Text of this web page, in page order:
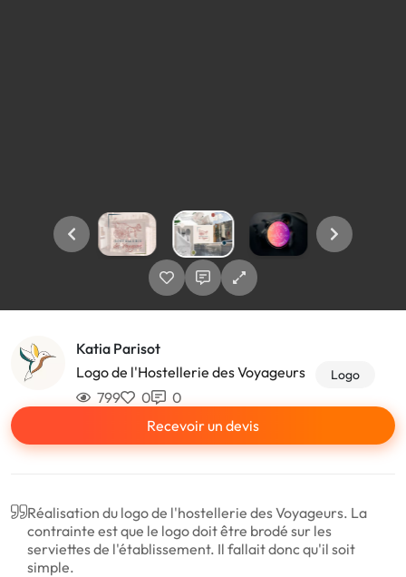
Katia Parisot
Logo de l'Hostellerie des Voyageurs
Logo
799 0
0
Recevoir un devis
Réalisation du logo de l'hostellerie des Voyageurs. La
contrainte est que le logo doit être brodé sur les
serviettes de l'établissement. Il fallait donc qu'il soit
simple.